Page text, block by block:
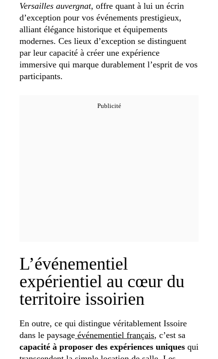
Versailles auvergnat, offre quant à lui un écrin
d’exception pour vos événements prestigieux,
alliant élégance historique et équipements
modernes. Ces lieux d’exception se distinguent
par leur capacité à créer une expérience
immersive qui marque durablement l’esprit de vos
participants.
L’événementiel
expérientiel au cœur du
territoire issoirien
En outre, ce qui distingue véritablement Issoire
dans le paysage événementiel français, c’est sa
capacité à proposer des expériences uniques qui